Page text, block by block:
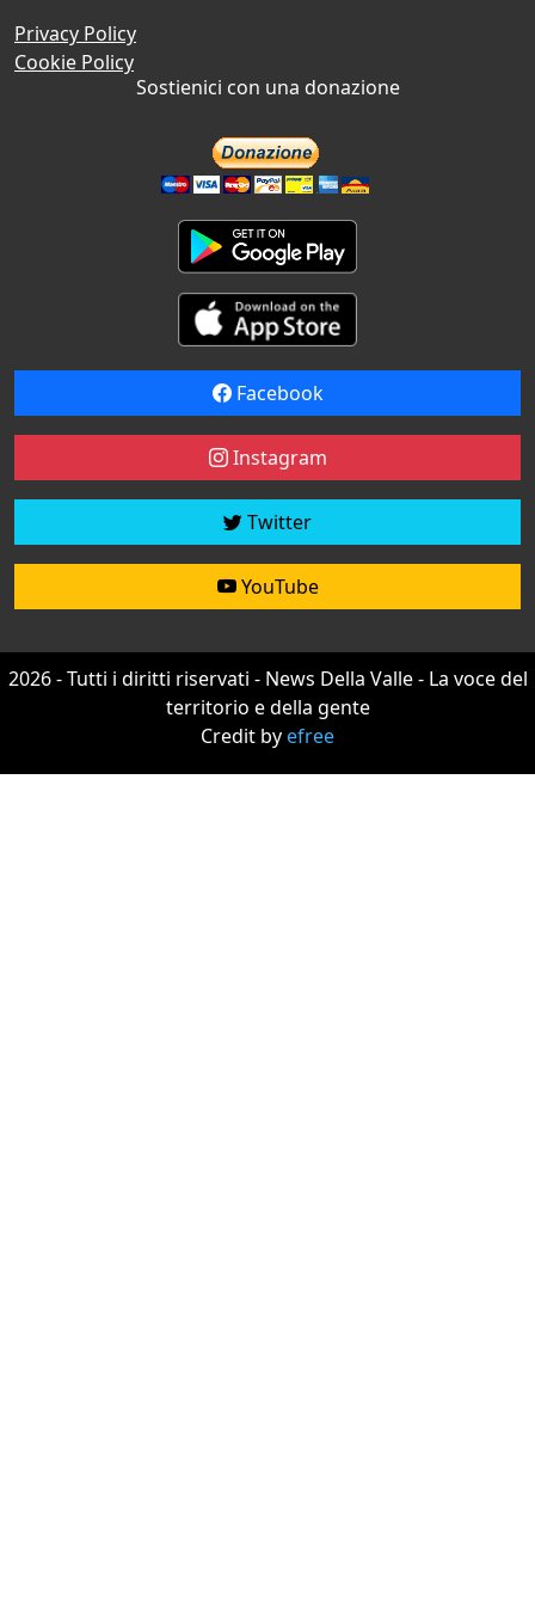
Privacy Policy
Cookie Policy
Sostienici con una donazione
Facebook
Instagram
Twitter
YouTube
2026 - Tutti i diritti riservati - News Della Valle - La voce del
territorio e della gente
Credit byefree